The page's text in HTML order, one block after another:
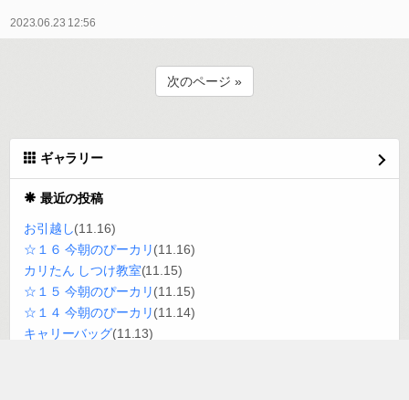
2023.06.23 12:56
次のページ »
ギャラリー
最近の投稿
お引越し(11.16)
☆１６ 今朝のぴーカリ(11.16)
カリたん しつけ教室(11.15)
☆１５ 今朝のぴーカリ(11.15)
☆１４ 今朝のぴーカリ(11.14)
キャリーバッグ(11.13)